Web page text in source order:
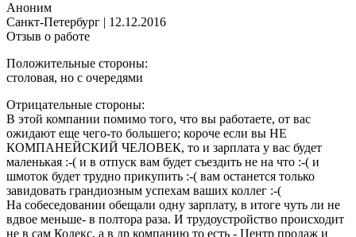
Аноним
Санкт-Петербург | 12.12.2016
Отзыв о работе
Положительные стороны:
столовая, но с очередями
Отрицательные стороны:
В этой компании помимо того, что вы работаете, от вас
ожидают еще чего-то большего; короче если вы НЕ
КОМПАНЕЙСКИЙ ЧЕЛОВЕК, то и зарплата у вас будет
маленькая :-( и в отпуск вам будет съездить не на что :-( и
шмоток будет трудно прикупить :-( вам останется только
завидовать грандиозным успехам ваших коллег :-(
На собеседовании обещали одну зарплату, в итоге чуть ли не
вдвое меньше- в полтора раза. И трудоустройство происходит
не в сам Кодекс, а в др компанию то есть - Центр продаж и